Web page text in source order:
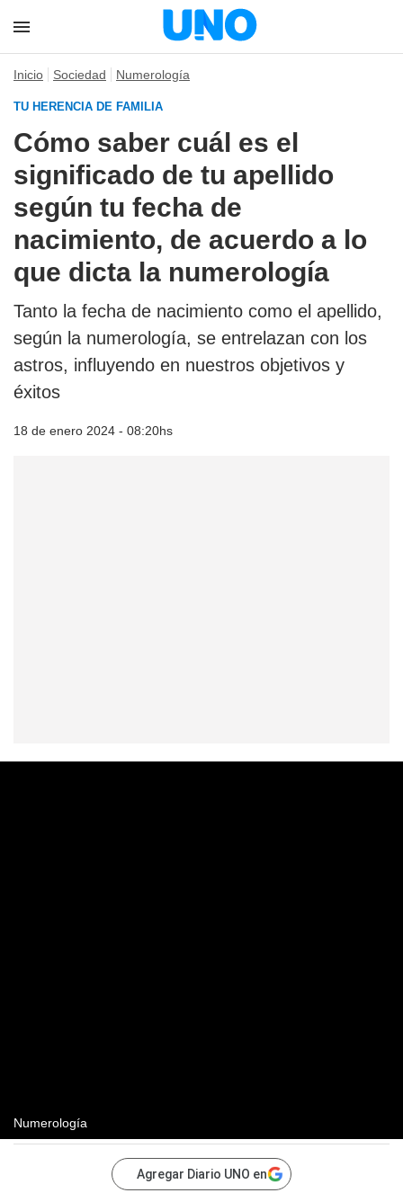
Inicio Sociedad Numerología
TU HERENCIA DE FAMILIA
Cómo saber cuál es el
significado de tu apellido
según tu fecha de
nacimiento, de acuerdo a lo
que dicta la numerología
Tanto la fecha de nacimiento como el apellido,
según la numerología, se entrelazan con los
astros, influyendo en nuestros objetivos y
éxitos
18 de enero 2024 - 08:20hs
Numerología
Agregar Diario UNO en